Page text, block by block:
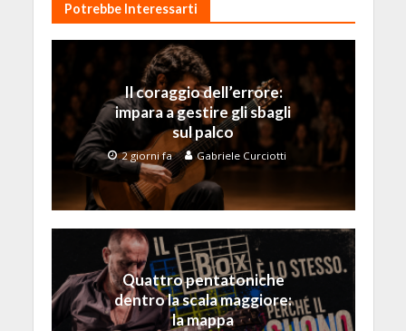
Potrebbe Interessarti
Il coraggio dell’errore:
impara a gestire gli sbagli
sul palco
2 giorni fa Gabriele Curciotti
Quattro pentatoniche
dentro la scala maggiore:
la mappa